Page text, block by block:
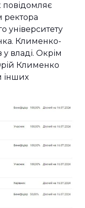
ректора
університету
Клименко-
владі. Окрім
Клименко
інших